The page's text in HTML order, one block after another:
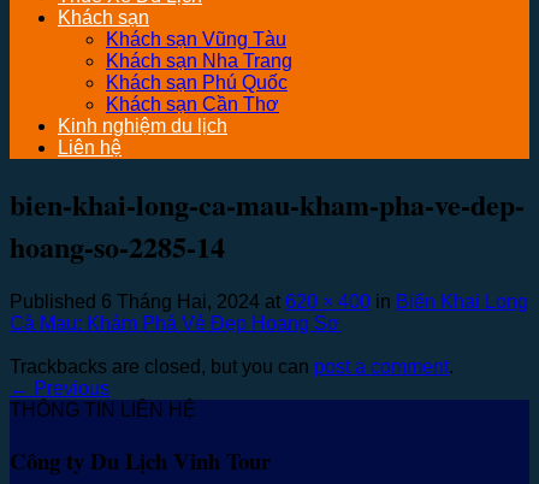
Khách sạn
Khách sạn Vũng Tàu
Khách sạn Nha Trang
Khách sạn Phú Quốc
Khách sạn Cần Thơ
Kinh nghiệm du lịch
Liên hệ
bien-khai-long-ca-mau-kham-pha-ve-dep-
hoang-so-2285-14
Published 6 Tháng Hai, 2024 at 620 × 400 in Biển Khai Long
Cà Mau: Khám Phá Vẻ Đẹp Hoang Sơ
Trackbacks are closed, but you can post a comment.
← Previous
THÔNG TIN LIÊN HỆ
Công ty Du Lịch Vinh Tour